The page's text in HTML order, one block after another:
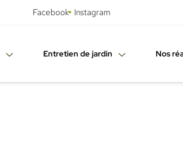
Facebook Instagram
Entretien de jardin Nos